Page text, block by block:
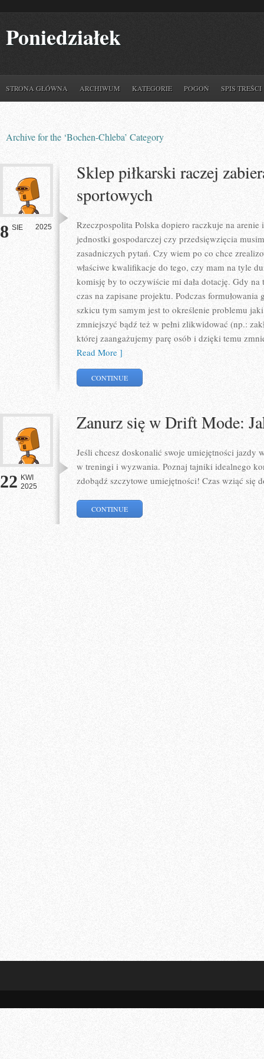
Poniedziałek
STRONA GŁÓWNA ARCHIWUM KATEGORIE POGOŃ SPIS TREŚCI
Archive for the ‘Bochen-Chleba’ Category
8 SIE 2025
Sklep piłkarski raczej
sportowych
Rzeczpospolita Polska dopiero raczkuje na
jednostki gospodarczej czy przedsięwzięcia
zasadniczych pytań. Czy wiem po co chce
właściwe kwalifikacje do tego, czy mam na tyle
komisję by to oczywiście mi dała dotację. Gdy
czas na zapisane projektu. Podczas
szkicu tym samym jest to określenie problemu
zmniejszyć bądź też w pełni zlikwidować (np.:
której zaangażujemy parę osób i dzięki temu
Read More ]
CONTINUE
22 KWI
2025
Zanurz się w Drift Mode:
Jeśli chcesz doskonalić swoje umiejętności jazdy
w treningi i wyzwania. Poznaj tajniki idealnego
zdobądź szczytowe umiejętności! Czas wziąć się
CONTINUE